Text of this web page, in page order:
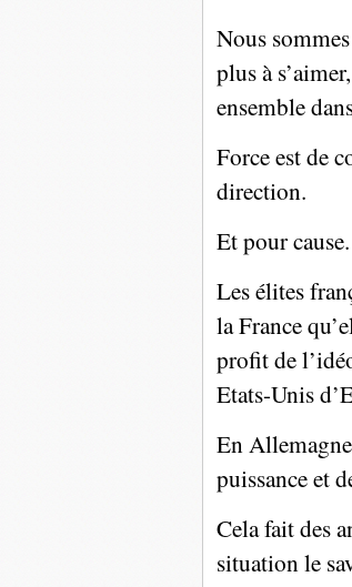
Nous
plus à
ensemble
Force est de
direction.
Et pour cause.
Les élites
la France
profit de
Etats-Unis
En
puissance et
Cela fait des
situation le